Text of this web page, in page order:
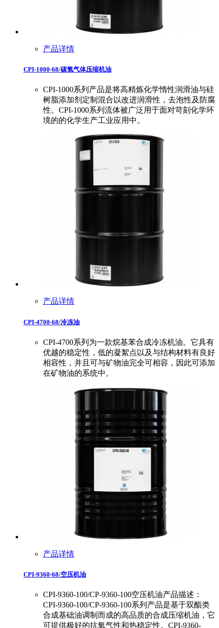
产品详情
CPI-1000-68/碳氢气体压缩机油
CPI-1000系列产品是将高精炼化学惰性润滑油与硅
树脂添加剂定制混合以改进润滑性，去泡性及防腐
性。CPI-1000系列流体被广泛用于面对苛刻化学环
境的的化学生产工业应用中。
产品详情
CPI-4700-68/冷冻油
CPI-4700系列为一款烷基苯合成冷冻机油。它具有
优越的稳定性，低的凝絮点以及与结构材料有良好
相容性，并且可与矿物油完全可相容，因此可添加
在矿物油的系统中。
产品详情
CPI-9360-68/空压机油
CPI-9360-100/CP-9360-100空压机油产品描述：
CPI-9360-100/CP-9360-100系列产品是基于双酯类
合成基础油调制而成的高品质的合成压缩机油，它
可提供极好的抗氧气性和热稳定性。CPI-9360-